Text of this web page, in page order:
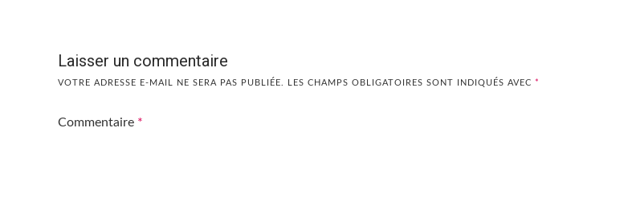
Laisser un commentaire
VOTRE ADRESSE E-MAIL NE SERA PAS PUBLIÉE. LES CHAMPS OBLIGATOIRES SONT INDIQUÉS AVEC *
Commentaire *